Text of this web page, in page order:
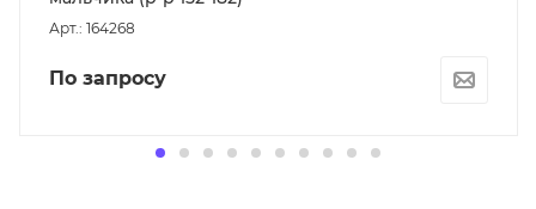
Арт.: 164268
По запросу